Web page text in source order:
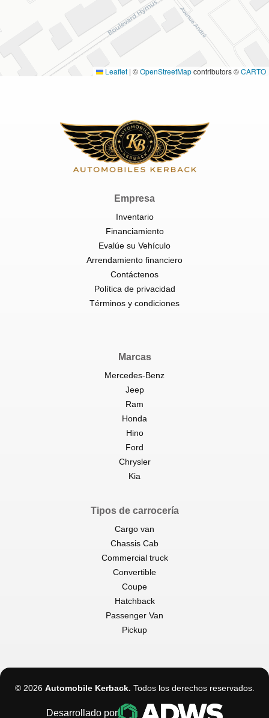
Leaflet | ©OpenStreetMapcontributors ©CARTO
Empresa
Inventario
Financiamiento
Evalúe su Vehículo
Arrendamiento financiero
Contáctenos
Política de privacidad
Términos y condiciones
Marcas
Mercedes-Benz
Jeep
Ram
Honda
Hino
Ford
Chrysler
Kia
Tipos de carrocería
Cargo van
Chassis Cab
Commercial truck
Convertible
Coupe
Hatchback
Passenger Van
Pickup
© 2026 Automobile Kerback. Todos los derechos reservados.
Desarrollado por